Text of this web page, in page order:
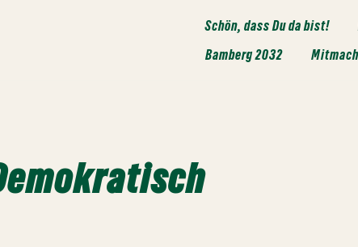
Schön, dass Du da bist!
Bamberg 2032